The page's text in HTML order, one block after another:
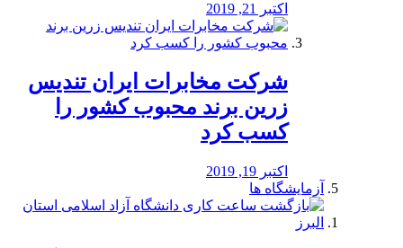
اکتبر 21, 2019
شرکت مخابرات ایران تندیس
زرین برند محبوب کشور را
کسب کرد
اکتبر 19, 2019
آزمایشگاه ها